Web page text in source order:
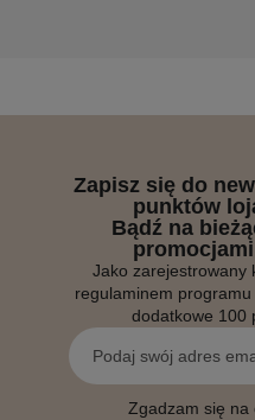
Zapisz się do
punktów
Bądź na
Jako zarejestrowany
regulaminem
dodatkowe 100
Zgadzam się na